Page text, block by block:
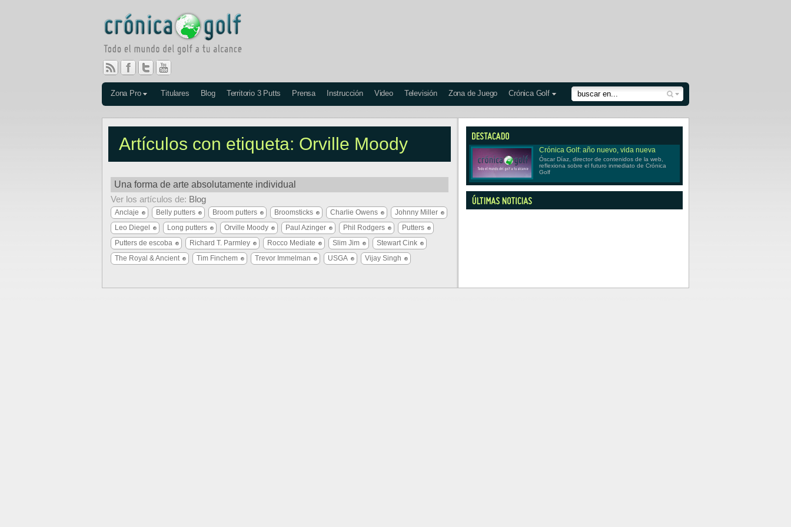
Zona Pro Titulares Blog Territorio 3 Putts Prensa Instrucción Video Televisión Zona de Juego Crónica Golf
Artículos con etiqueta: Orville Moody
Una forma de arte absolutamente individual
Ver los artículos de: Blog
Anclaje Belly putters Broom putters Broomsticks Charlie Owens
Johnny Miller
Leo Diegel
Long putters Orville Moody Paul Azinger Phil Rodgers
Putters
Putters de escoba
Richard T. Parmley Rocco Mediate Slim Jim
Stewart Cink
The Royal & Ancient
Tim Finchem Trevor Immelman USGA Vijay Singh
Crónica Golf: año nuevo, vida nueva
Óscar Díaz, director de contenidos de la web,
reflexiona sobre el futuro inmediato de Crónica
Golf